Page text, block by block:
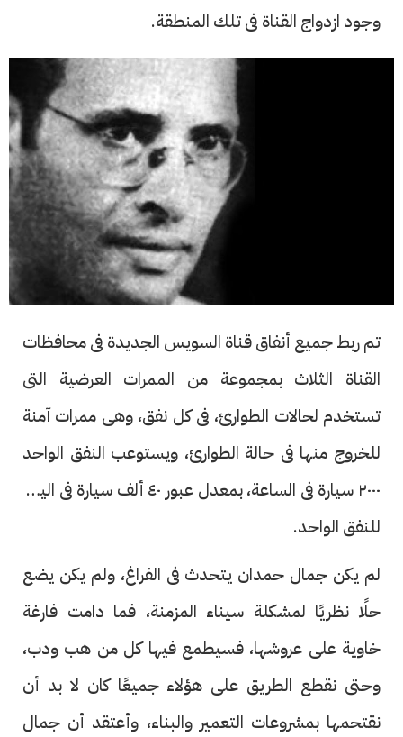
وجود ازدواج القناة فى تلك المنطقة.
تم ربط جميع أنفاق قناة السويس الجديدة فى محافظات
القناة الثلاث بمجموعة من الممرات العرضية التى
تستخدم لحالات الطوارئ، فى كل نفق، وهى ممرات آمنة
للخروج منها فى حالة الطوارئ، ويستوعب النفق الواحد
٢٠٠٠ سيارة فى الساعة، بمعدل عبور ٤٠ ألف سيارة فى اليوم
للنفق الواحد.
لم يكن جمال حمدان يتحدث فى الفراغ، ولم يكن يضع
حلًا نظريًا لمشكلة سيناء المزمنة، فما دامت فارغة
خاوية على عروشها، فسيطمع فيها كل من هب ودب،
وحتى نقطع الطريق على هؤلاء جميعًا كان لا بد أن
نقتحمها بمشروعات التعمير والبناء، وأعتقد أن جمال